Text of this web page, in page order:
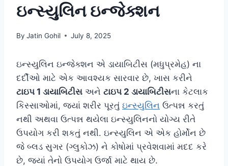
ઇન્સ્યુલિન ઇન્જેક્શન
By Jatin Gohil July 8, 2025
ઇન્સ્યુલિન ઇન્જેક્શન એ ડાયાબિટીસ (મધુપ્રમેહ) ના
દર્દીઓ માટે એક આવશ્યક સારવાર છે, ખાસ કરીને
ટાઇપ 1 ડાયાબિટીસ અને ટાઇપ 2 ડાયાબિટીસના કેટલાક
કિસ્સાઓમાં, જ્યાં શરીર પૂરતું ઇન્સ્યુલિન ઉત્પન્ન કરતું
નથી અથવા ઉત્પન્ન થયેલા ઇન્સ્યુલિનનો યોગ્ય રીતે
ઉપયોગ કરી શકતું નથી. ઇન્સ્યુલિન એ એક હોર્મોન છે
જે બ્લડ સુગર (ગ્લુકોઝ) ને કોષોમાં પ્રવેશવામાં મદદ કરે
છે, જ્યાં તેનો ઉપયોગ ઉર્જા માટે થાય છે.